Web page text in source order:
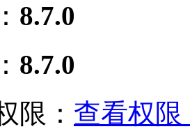
8.7.0
8.7.0
限： 查看权限